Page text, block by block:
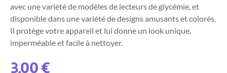
avec une variété de modèles de lecteurs de glycémie, et
disponible dans une variété de designs amusants et colorés.
Il protège votre appareil et lui donne un look unique,
imperméable et facile à nettoyer.
3,00€